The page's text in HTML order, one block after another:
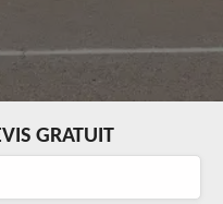
GRATUIT